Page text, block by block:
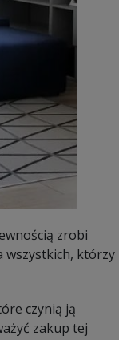
zrobi
wszystkich, którzy
czynią ją
zakup tej